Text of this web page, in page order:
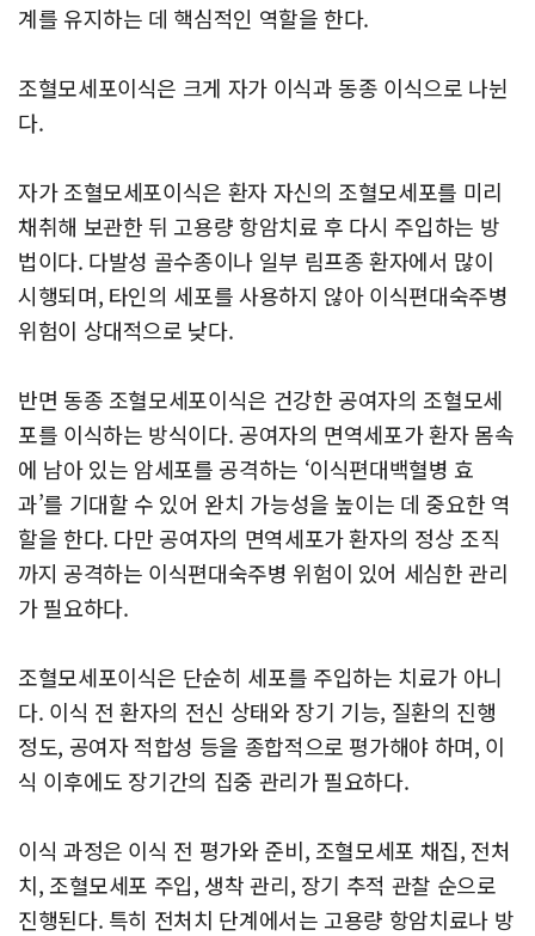
계를 유지하는 데 핵심적인 역할을 한다.
조혈모세포이식은 크게 자가 이식과 동종 이식으로 나뉜
다.
자가 조혈모세포이식은 환자 자신의 조혈모세포를 미리
채취해 보관한 뒤 고용량 항암치료 후 다시 주입하는 방
법이다. 다발성 골수종이나 일부 림프종 환자에서 많이
시행되며, 타인의 세포를 사용하지 않아 이식편대숙주병
위험이 상대적으로 낮다.
반면 동종 조혈모세포이식은 건강한 공여자의 조혈모세
포를 이식하는 방식이다. 공여자의 면역세포가 환자 몸속
에 남아 있는 암세포를 공격하는 ‘이식편대백혈병 효
과’를 기대할 수 있어 완치 가능성을 높이는 데 중요한 역
할을 한다. 다만 공여자의 면역세포가 환자의 정상 조직
까지 공격하는 이식편대숙주병 위험이 있어 세심한 관리
가 필요하다.
조혈모세포이식은 단순히 세포를 주입하는 치료가 아니
다. 이식 전 환자의 전신 상태와 장기 기능, 질환의 진행
정도, 공여자 적합성 등을 종합적으로 평가해야 하며, 이
식 이후에도 장기간의 집중 관리가 필요하다.
이식 과정은 이식 전 평가와 준비, 조혈모세포 채집, 전처
치, 조혈모세포 주입, 생착 관리, 장기 추적 관찰 순으로
진행된다. 특히 전처치 단계에서는 고용량 항암치료나 방